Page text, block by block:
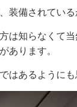
装備されてい
は知らなくて
あります。
はあるように